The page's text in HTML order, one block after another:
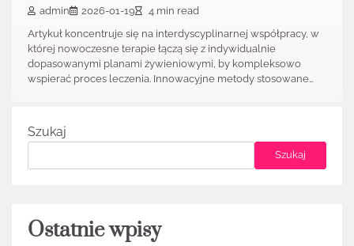
admin 2026-01-19
4 min read
Artykuł koncentruje się na interdyscyplinarnej współpracy, w
której nowoczesne terapie łączą się z indywidualnie
dopasowanymi planami żywieniowymi, by kompleksowo
wspierać proces leczenia. Innowacyjne metody stosowane…
Szukaj
Szukaj
Ostatnie wpisy